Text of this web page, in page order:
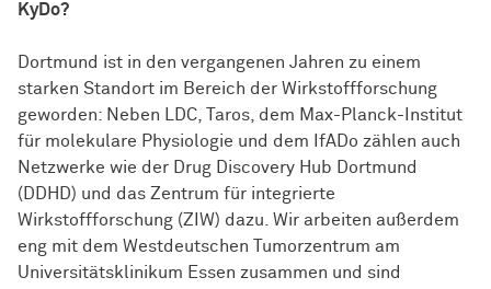
KyDo?
Dortmund ist in den vergangenen Jahren zu einem
starken Standort im Bereich der Wirkstoffforschung
geworden: Neben LDC, Taros, dem Max-Planck-Institut
für molekulare Physiologie und dem IfADo zählen auch
Netzwerke wie der Drug Discovery Hub Dortmund
(DDHD) und das Zentrum für integrierte
Wirkstoffforschung (ZIW) dazu. Wir arbeiten außerdem
eng mit dem Westdeutschen Tumorzentrum am
Universitätsklinikum Essen zusammen und sind